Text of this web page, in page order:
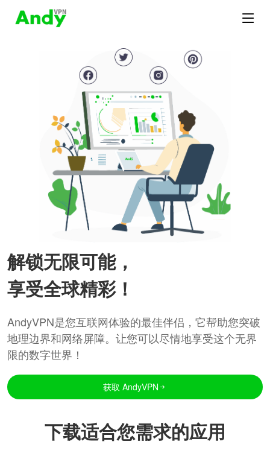
解锁无限可能，
享受全球精彩！
AndyVPN是您互联网体验的最佳伴侣，它帮助您突破
地理边界和网络屏障。让您可以尽情地享受这个无界
限的数字世界！
获取 AndyVPN
下载适合您需求的应用